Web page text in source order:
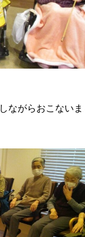
ながらおこないま